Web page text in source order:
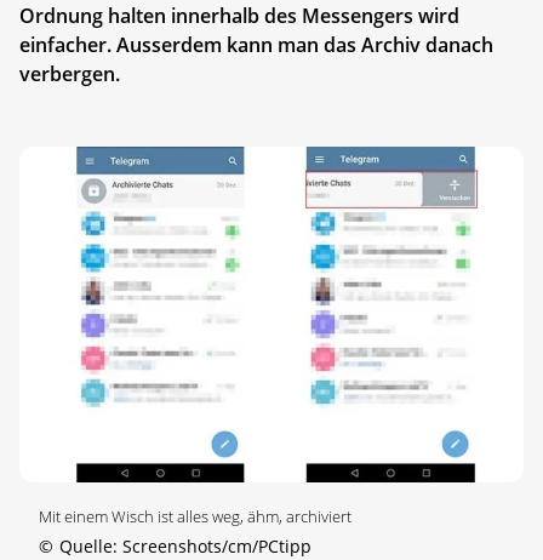
Ordnung halten innerhalb des Messengers wird
einfacher. Ausserdem kann man das Archiv danach
verbergen.
Mit einem Wisch ist alles weg, ähm, archiviert
© Quelle: Screenshots/cm/PCtipp